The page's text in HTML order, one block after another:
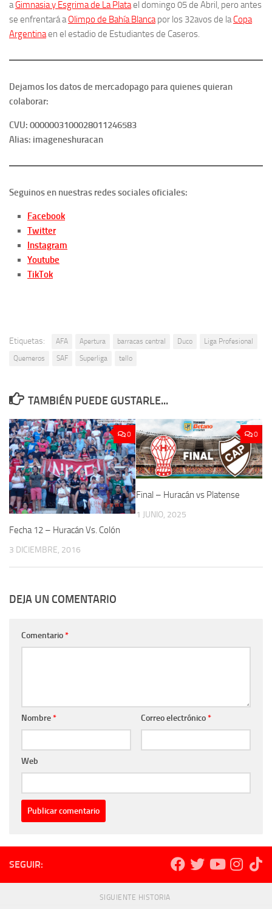
aGimnasia y Esgrima de La Platael domingo 05 de Abril, pero antes
se enfrentará aOlimpo de Bahía Blancapor los 32avos de laCopa
Argentinaen el estadio de Estudiantes de Caseros.
Dejamos los datos de mercadopago para quienes quieran
colaborar:
CVU: 0000003100028011246583
Alias: imageneshuracan
Seguinos en nuestras redes sociales oficiales:
Facebook
Twitter
Instagram
Youtube
TikTok
Etiquetas: AFA Apertura barracas central Duco
Liga Profesional
Quemeros
SAF Superliga tello
TAMBIÉN PUEDE GUSTARLE...
0
Fecha 12 – Huracán Vs. Colón
3 DICIEMBRE, 2016
0
Final – Huracán vs Platense
1 JUNIO, 2025
DEJA UN COMENTARIO
Comentario*
Nombre* Correo electrónico*
Web
SEGUIR:
SIGUIENTE HISTORIA